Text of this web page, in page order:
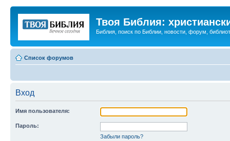
Твоя Библия:
Библия, поиск по Библии, новости, форум,
Список форумов
Вход
Имя пользователя:
Пароль:
Забыли пароль?